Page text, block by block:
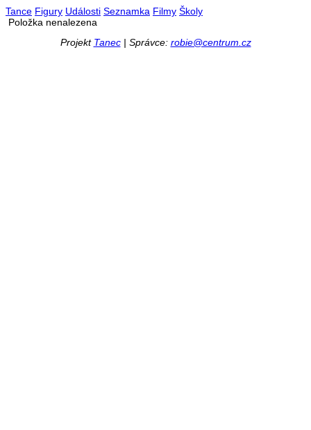
Tance Figury Události Seznamka Filmy Školy
Položka nenalezena
Projekt Tanec| Správce: robie@centrum.cz